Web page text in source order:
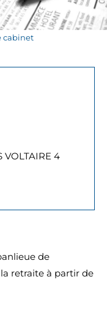
cabinet
VOLTAIRE 4
de
retraite à partir de